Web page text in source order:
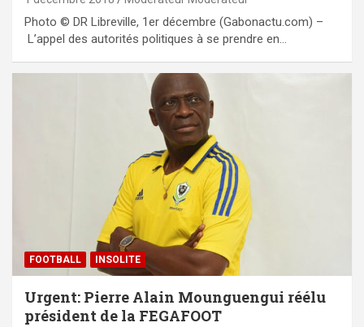
Photo © DR Libreville, 1er décembre (Gabonactu.com) –
L’appel des autorités politiques à se prendre en…
FOOTBALL INSOLITE
Urgent: Pierre Alain Mounguengui réélu
président de la FEGAFOOT